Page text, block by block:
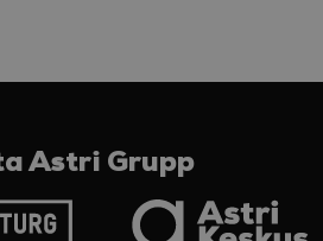
Astri Grupp